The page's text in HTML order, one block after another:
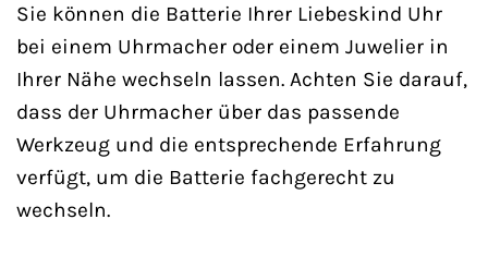
Sie können die Batterie Ihrer Liebeskind Uhr
bei einem Uhrmacher oder einem Juwelier in
Ihrer Nähe wechseln lassen. Achten Sie darauf,
dass der Uhrmacher über das passende
Werkzeug und die entsprechende Erfahrung
verfügt, um die Batterie fachgerecht zu
wechseln.